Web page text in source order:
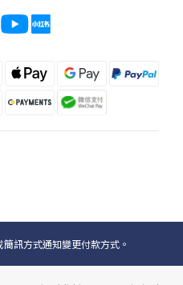
訊方式通知變更付款方式。